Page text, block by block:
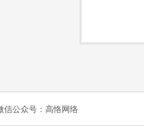
信公众号：高恪网络